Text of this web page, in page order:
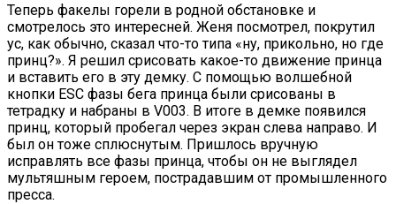
Теперь факелы горели в родной обстановке и
смотрелось это интересней. Женя посмотрел, покрутил
ус, как обычно, сказал что-то типа «ну, прикольно, но где
принц?». Я решил срисовать какое-то движение принца
и вставить его в эту демку. С помощью волшебной
кнопки ESC фазы бега принца были срисованы в
тетрадку и набраны в V003. В итоге в демке появился
принц, который пробегал через экран слева направо. И
был он тоже сплюснутым. Пришлось вручную
исправлять все фазы принца, чтобы он не выглядел
мультяшным героем, пострадавшим от промышленного
пресса.